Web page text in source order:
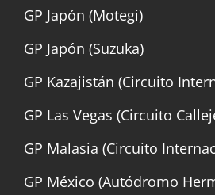
GP Japón (Motegi)
GP Japón (Suzuka)
GP Kazajistán (Circuito
GP Las Vegas (Circuito
GP Malasia (Circuito
GP México (Autódromo